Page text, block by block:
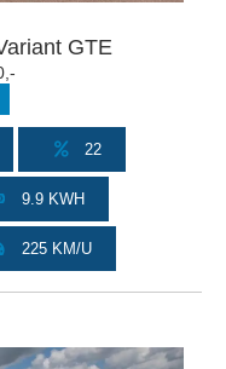
GTE
22
9.9 KWH
225 KM/U